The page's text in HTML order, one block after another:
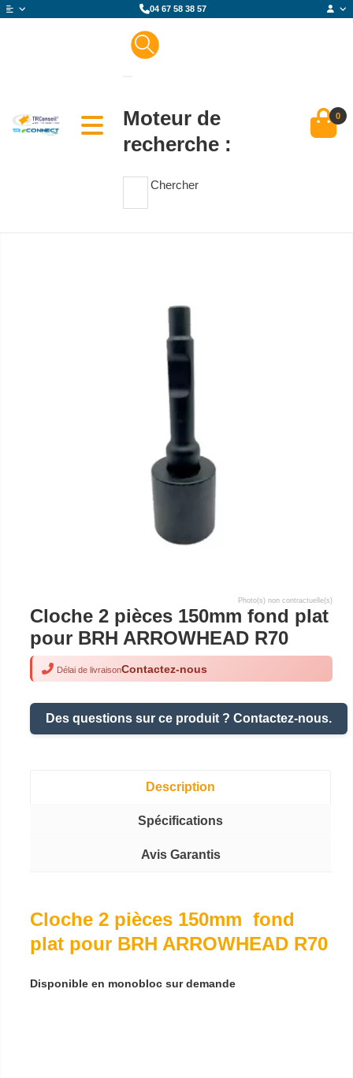
04 67 58 38 57
Moteur de
recherche :
Chercher
0
Photo(s) non contractuelle(s)
Cloche 2 pièces 150mm fond plat
pour BRH ARROWHEAD R70
Délai de livraisonContactez-nous
Des questions sur ce produit ? Contactez-nous.
Description
Spécifications
Avis Garantis
Cloche 2 pièces 150mm fond
plat pour BRH ARROWHEAD R70
Disponible en monobloc sur demande